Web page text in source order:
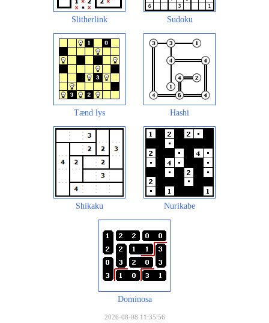
Slitherlink Sudoku
Tænd lys Hashi
Shikaku Nurikabe
Dominosa
2026-08-08 11:35:56